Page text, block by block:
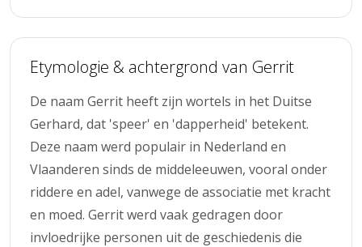
Etymologie & achtergrond van Gerrit
De naam Gerrit heeft zijn wortels in het Duitse
Gerhard, dat 'speer' en 'dapperheid' betekent.
Deze naam werd populair in Nederland en
Vlaanderen sinds de middeleeuwen, vooral onder
riddere en adel, vanwege de associatie met kracht
en moed. Gerrit werd vaak gedragen door
invloedrijke personen uit de geschiedenis die